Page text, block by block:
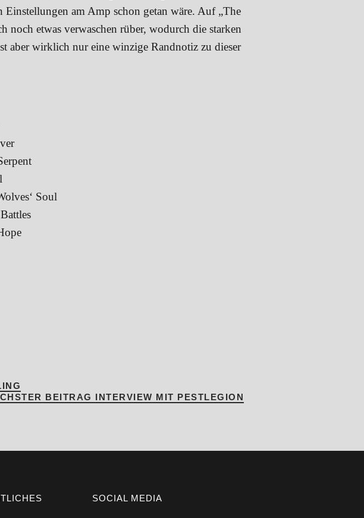
am Amp schon getan wäre. Auf „The
etwas verwaschen rüber, wodurch die starken
aber wirklich nur eine winzige Randnotiz zu dieser
Soul
BEITRAG INTERVIEW MIT PESTLEGION
SOCIAL MEDIA